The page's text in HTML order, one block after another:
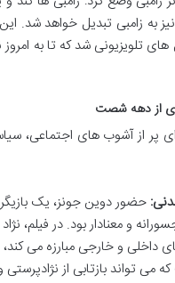
به زامبی تبدیل خواهد شد.
ای از دهه شصت
و معنادار بود. در فیلم،
و خارجی مبارزه می کند،
می تواند بازتابی از